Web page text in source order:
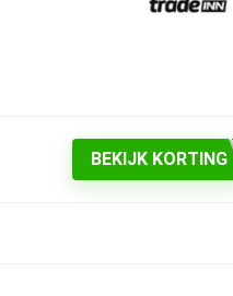
BEKIJK KORTING